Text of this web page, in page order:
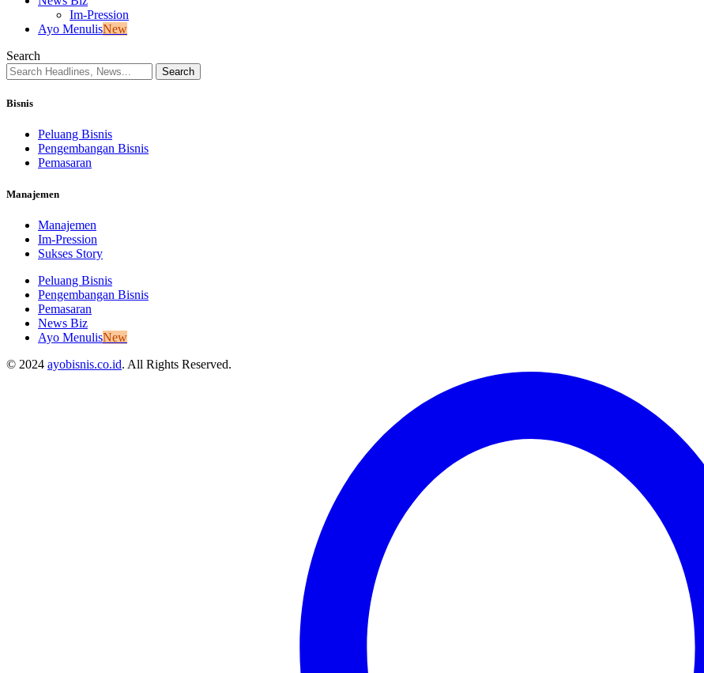
Im-Pression
Ayo MenulisNew
Search
Bisnis
Peluang Bisnis
Pengembangan Bisnis
Pemasaran
Manajemen
Manajemen
Im-Pression
Sukses Story
Peluang Bisnis
Pengembangan Bisnis
Pemasaran
News Biz
Ayo MenulisNew
© 2024 ayobisnis.co.id. All Rights Reserved.